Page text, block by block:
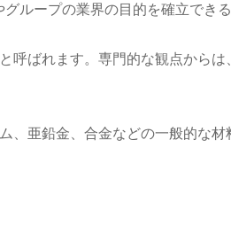
ループの業界の目的を確立でき
呼ばれます。専門的な観点から
、亜鉛金、合金などの一般的な材